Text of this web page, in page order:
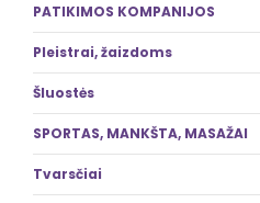
PATIKIMOS KOMPANIJOS
Pleistrai, žaizdoms
Šluostės
SPORTAS, MANKŠTA, MASAŽAI
Tvarsčiai